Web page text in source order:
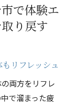
で体験エ
り戻す
リフレッシュ
両方をリフレ
で溜まった疲